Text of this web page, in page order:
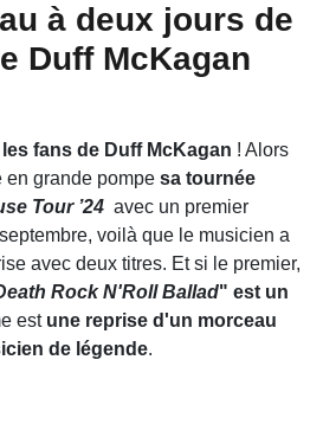
à deux jours de
Duff McKagan
fans de Duff McKagan ! Alors
grande pompe sa tournée
Tour ’24 avec un premier
voilà que le musicien a
avec deux titres. Et si le premier,
Rock N'Roll Ballad" est un
estune reprise d'un morceau
de légende.